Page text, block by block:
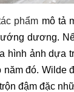
phẩm mô tả
dương.
hình ảnh dựa
năm đó. Wilde
đậm đặc